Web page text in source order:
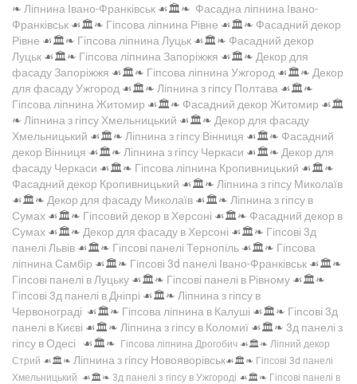
❧ Ліпнина Івано-Франківськ ☙🏛️❧ Фасадна ліпнина Івано-
Франківськ ☙🏛️❧ Гіпсова ліпнина Рівне ☙🏛️❧ Фасадний декор
Рівне ☙🏛️❧ Гіпсова ліпнина Луцьк ☙🏛️❧ Фасадний декор
Луцьк ☙🏛️❧ Гіпсова ліпнина Запоріжжя ☙🏛️❧ Декор для
фасаду Запоріжжя ☙🏛️❧ Гіпсова ліпнина Ужгород ☙🏛️❧ Декор
для фасаду Ужгород ☙🏛️❧ Ліпнина з гіпсу Полтава ☙🏛️❧
Гіпсова ліпнина Житомир ☙🏛️❧ Фасадний декор Житомир ☙🏛️
❧ Ліпнина з гіпсу Хмельницький ☙🏛️❧ Декор для фасаду
Хмельницький ☙🏛️❧ Ліпнина з гіпсу Вінниця ☙🏛️❧ Фасадний
декор Вінниця ☙🏛️❧ Ліпнина з гіпсу Черкаси ☙🏛️❧ Декор для
фасаду Черкаси ☙🏛️❧ Гіпсова ліпнина Кропивницький ☙🏛️❧
Фасадний декор Кропивницький ☙🏛️❧ Ліпнина з гіпсу Миколаїв
☙🏛️❧ Декор для фасаду Миколаїв ☙🏛️❧ Ліпнина з гіпсу в
Сумах ☙🏛️❧ Гіпсовий декор в Херсоні ☙🏛️❧ Фасадний декор в
Сумах ☙🏛️❧ Декор для фасаду в Херсоні ☙🏛️❧ Гіпсові 3д
панелі Львів ☙🏛️❧ Гіпсові панелі Тернопіль ☙🏛️❧ Гіпсова
ліпнина Самбір ☙🏛️❧ Гіпсові 3d панелі Івано-Франківськ ☙🏛️❧
Гіпсові панелі в Луцьку ☙🏛️❧ Гіпсові панелі в Рівному ☙🏛️❧
Гіпсові 3д панелі в Дніпрі ☙🏛️❧ Ліпнина з гіпсу в
Червонограді ☙🏛️❧ Гіпсова ліпнина в Калуші ☙🏛️❧ Гіпсові 3д
панелі в Києві ☙🏛️❧ Ліпнина з гіпсу в Коломиї ☙🏛️❧ 3д панелі з
гіпсу в Одесі ☙🏛️❧ Гіпсова ліпнина Дрогобич ☙🏛️❧ Ліпний декор
Стрий ☙🏛️❧ Ліпнина з гіпсу Новояворівськ☙🏛️❧ Гіпсові 3d панелі
Хмельницький ☙🏛️❧ 3д панелі з гіпсу в Ужгороді ☙🏛️❧ Гіпсові панелі в